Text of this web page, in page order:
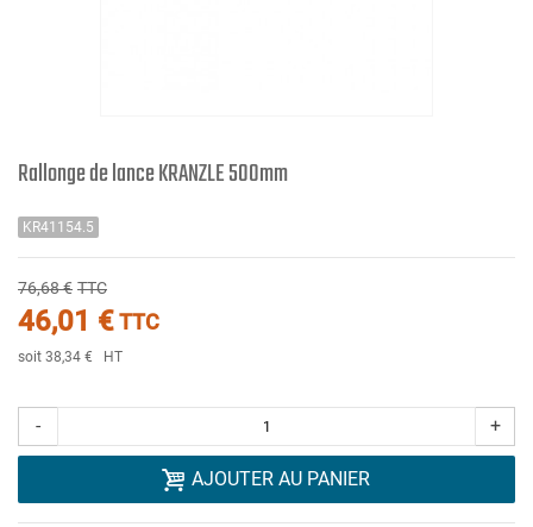
Rallonge de lance KRANZLE 500mm
KR41154.5
76,68 € TTC
46,01 €TTC
soit 38,34 € HT
- +
AJOUTER AU PANIER